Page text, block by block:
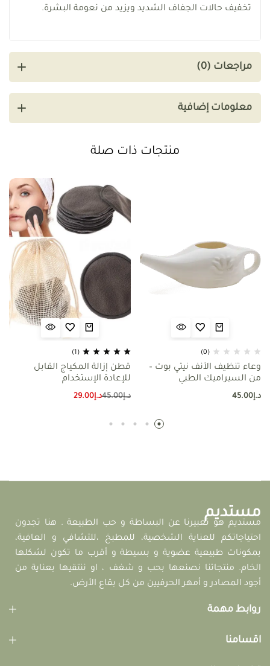
تخفيف حالات الجفاف الشديد ويزيد من نعومة البشرة.
مراجعات (0)
معلومات إضافية
منتجات ذات صلة
(0)
وعاء تنظيف الأنف نيتي بوت –
من السيراميك الطبي
د.إ45.00
(1)
قطن إزالة المكياج القابل
للإعادة الإستخدام
د.إ45.00د.إ29.00
مستديم
مستديم هو تعبيرنا عن البساطة و حب الطبيعة . هنا تجدون
احتياجاتكم للعناية الشخصية، للمطبخ ،للتشافي و العافية،
بمكونات طبيعية عضوية و بسيطة و أقرب ما تكون لشكلها
الخام. منتجاتنا نصنعها بحب و شغف ، او ننتقيها بعناية من
أجود المصادر و أمهر الحرفيين من كل بقاع الأرض.
روابط مهمة
اقسامنا